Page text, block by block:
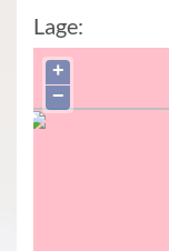
Lage:
+
−